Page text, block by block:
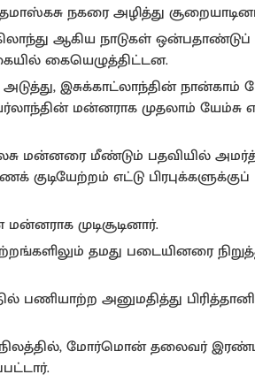
நகரை அழித்து
ஆகிய நாடுகள்
கையெழுத்திட்டன.
இசுக்காட்லாந்தின் நான்காம்
மன்னராக முதலாம் யேம்சு
மன்னரை மீண்டும் பதவியில்
எட்டு பிரபுக்களுக்குப்
மன்னராக முடிசூடினார்.
தமது படையினரை
பணியாற்ற அனுமதித்து
மோர்மொன் தலைவர்